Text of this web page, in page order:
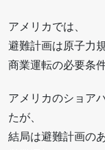
アメリカでは、
避難計画は原子力
商業運転の必要条
アメリカのショア
たが、
結局は避難計画の